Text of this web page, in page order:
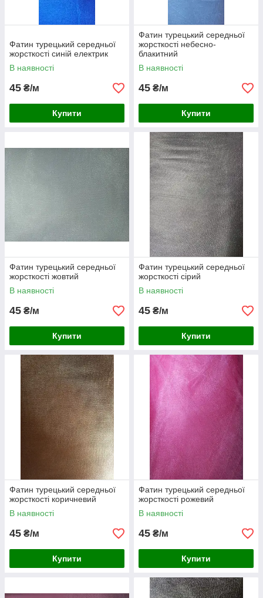
Фатин турецький середньої
жорсткості синій електрик
В наявності
45 ₴/м
Купити
Фатин турецький середньої
жорсткості небесно-
блакитний
В наявності
45 ₴/м
Купити
Фатин турецький середньої
жорсткості жовтий
В наявності
45 ₴/м
Купити
Фатин турецький середньої
жорсткості сірий
В наявності
45 ₴/м
Купити
Фатин турецький середньої
жорсткості коричневий
В наявності
45 ₴/м
Купити
Фатин турецький середньої
жорсткості рожевий
В наявності
45 ₴/м
Купити